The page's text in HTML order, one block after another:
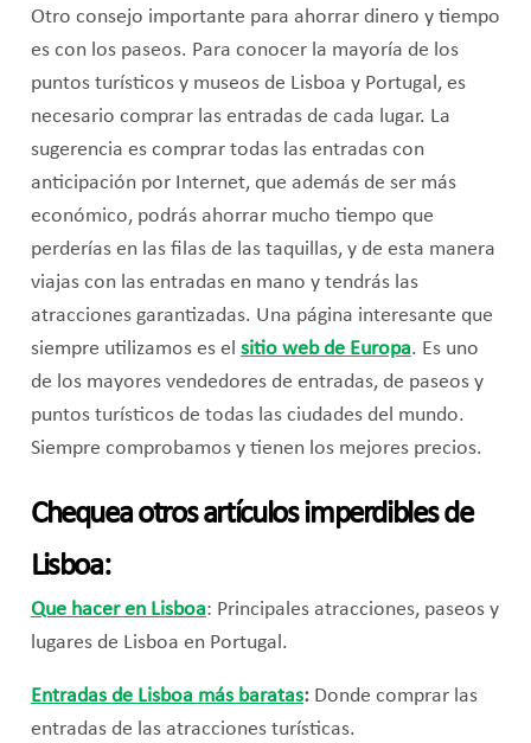
Otro consejo importante para ahorrar dinero y tiempo
es con los paseos. Para conocer la mayoría de los
puntos turísticos y museos de Lisboa y Portugal, es
necesario comprar las entradas de cada lugar. La
sugerencia es comprar todas las entradas con
anticipación por Internet, que además de ser más
económico, podrás ahorrar mucho tiempo que
perderías en las filas de las taquillas, y de esta manera
viajas con las entradas en mano y tendrás las
atracciones garantizadas. Una página interesante que
siempre utilizamos es el sitio web de Europa. Es uno
de los mayores vendedores de entradas, de paseos y
puntos turísticos de todas las ciudades del mundo.
Siempre comprobamos y tienen los mejores precios.
Chequea otros artículos imperdibles de
Lisboa:
Que hacer en Lisboa: Principales atracciones, paseos y
lugares de Lisboa en Portugal.
Entradas de Lisboa más baratas:Donde comprar las
entradas de las atracciones turísticas.